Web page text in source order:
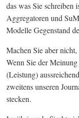
das was Sie
Aggregatoren und
Modelle Gegenstand
Machen Sie aber
Wenn Sie der
(Leistung)
zweitens unseren
stecken.